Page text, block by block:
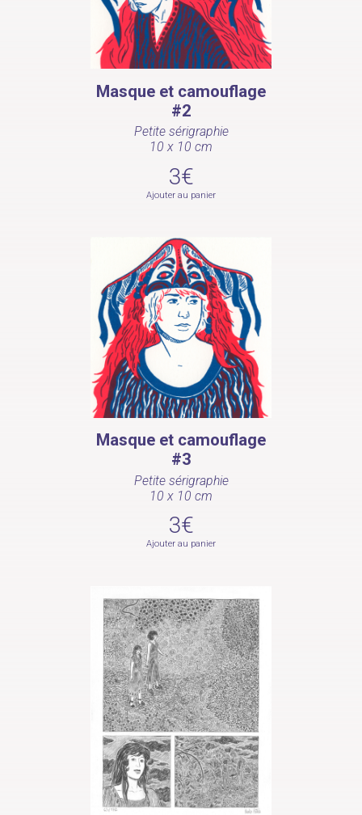
Masque et camouflage
#2
Petite sérigraphie
10 x 10 cm
3€
Ajouter au panier
Masque et camouflage
#3
Petite sérigraphie
10 x 10 cm
3€
Ajouter au panier